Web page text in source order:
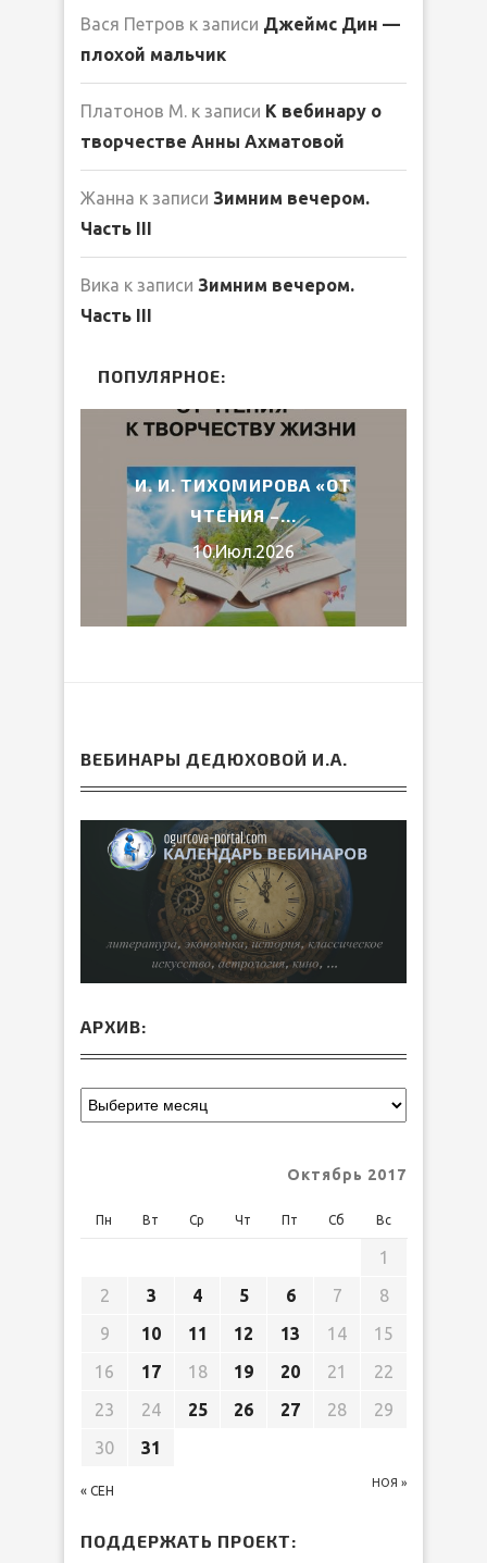
Вася Петров к записи Джеймс Дин —
плохой мальчик
Платонов М. к записи К вебинару о
творчестве Анны Ахматовой
Жанна к записи Зимним вечером.
Часть III
Вика к записи Зимним вечером.
Часть III
ПОПУЛЯРНОЕ:
И. И. ТИХОМИРОВА «ОТ
ЧТЕНИЯ –...
10.Июл.2026
ВЕБИНАРЫ ДЕДЮХОВОЙ И.А.
АРХИВ:
Октябрь 2017
Пн Вт Ср Чт Пт Сб Вс
« СЕН
НОЯ »
1
2
3 4 5 6 7
8
9
10 11 12 13 14
15
16
17 18 19 20 21
22
23
24 25 26 27 28
29
30
31
ПОДДЕРЖАТЬ ПРОЕКТ: